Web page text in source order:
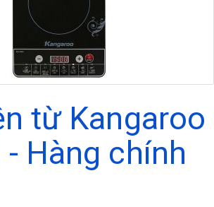
từ Kangaroo
- Hàng chính